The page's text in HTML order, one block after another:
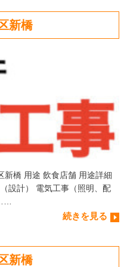
新橋
新橋 用途 飲食店舗 用途詳細
設計） 電気工事（照明、配
続きを見る
新橋